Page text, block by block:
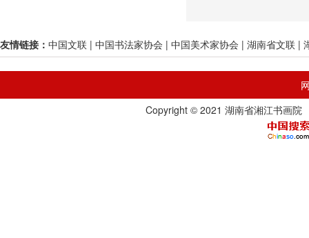
友情链接： 中国文联 | 中国书法家协会 | 中国美术家协会 | 湖南省文联 |
Copyright © 2021 湖南省湘江书画